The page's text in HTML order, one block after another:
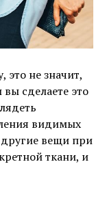
это не значит,
сделаете это
видимых
другие вещи при
ткани, и